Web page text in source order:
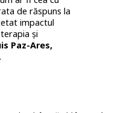
de răspuns la
impactul
și
Paz-Ares,